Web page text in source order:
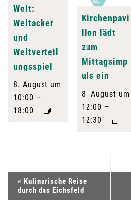
Welt:
Weltacker
und
Weltverteil
ungsspiel
8. August um
10:00 –
18:00
Kirchenpavi
llon lädt
zum
Mittagsimp
uls ein
8. August um
12:00 –
12:30
e
« Kulinarische Reise
durch das Eichsfeld